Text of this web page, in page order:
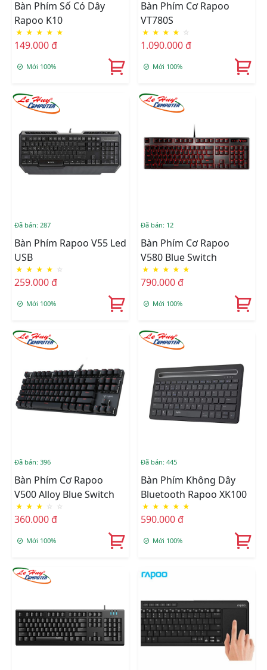
Bàn Phím Số Có Dây
Rapoo K10
★ ★ ★ ★ ★
149.000 đ
Mới 100%
Bàn Phím Cơ Rapoo
VT780S
★ ★ ★ ★ ☆
1.090.000 đ
Mới 100%
Đã bán: 287
Bàn Phím Rapoo V55 Led
USB
★ ★ ★ ★ ☆
259.000 đ
Mới 100%
Đã bán: 12
Bàn Phím Cơ Rapoo
V580 Blue Switch
★ ★ ★ ★ ★
790.000 đ
Mới 100%
Đã bán: 396
Bàn Phím Cơ Rapoo
V500 Alloy Blue Switch
★ ★ ★ ☆ ☆
360.000 đ
Mới 100%
Đã bán: 445
Bàn Phím Không Dây
Bluetooth Rapoo XK100
★ ★ ★ ★ ★
590.000 đ
Mới 100%